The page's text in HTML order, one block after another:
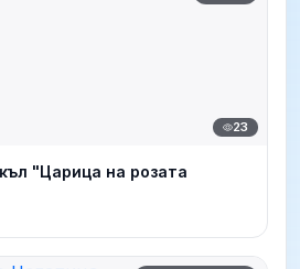
23
"Царица на розата